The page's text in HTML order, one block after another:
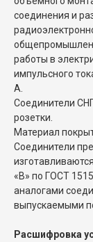
соединения и
работы в
импульсного
А.
Соединители
розетки.
Материал
Соединители
«В» по ГОСТ
аналогами
выпускаемыми
Расшифровка